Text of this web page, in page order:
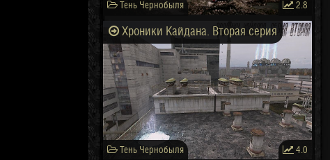
Тень Чернобыля 2.8
Хроники Кайдана. Вторая серия
Тень Чернобыля 4.0